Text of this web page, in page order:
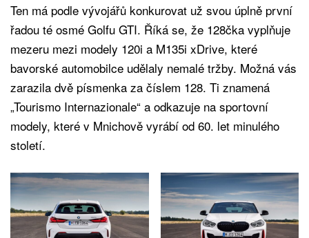
Ten má podle vývojářů konkurovat už svou úplně první
řadou té osmé Golfu GTI. Říká se, že 128čka vyplňuje
mezeru mezi modely 120i a M135i xDrive, které
bavorské automobilce udělaly nemalé tržby. Možná vás
zarazila dvě písmenka za číslem 128. Ti znamená
„Tourismo Internazionale“ a odkazuje na sportovní
modely, které v Mnichově vyrábí od 60. let minulého
století.